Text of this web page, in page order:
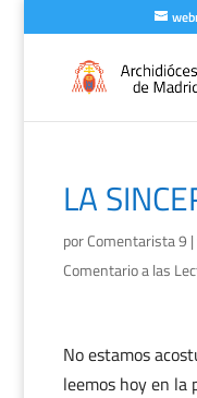
LA
porComentarista 9 |
Comentario a las
No estamos
leemos hoy en la